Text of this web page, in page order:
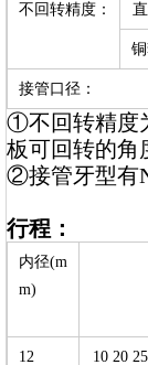
不回转精度：
接管口径：
①不回转精度
板可回转的角
②接管牙型有
行程：
内径(m
m)
12 10 20